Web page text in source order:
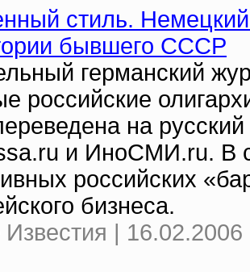
стиль.
бывшего СССР
германский
российские
на
и ИноСМИ.ru. В
российских
бизнеса.
| 16.02.2006